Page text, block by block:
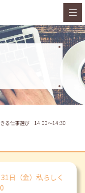
きる仕事選び 14:00～14:30
日（金）私らしく